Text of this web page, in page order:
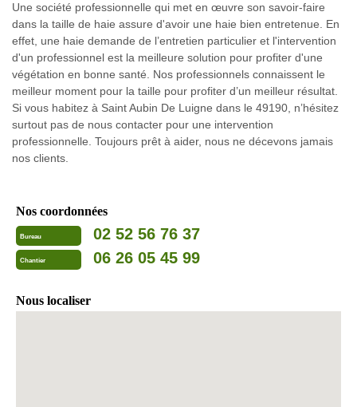
Une société professionnelle qui met en œuvre son savoir-faire
dans la taille de haie assure d'avoir une haie bien entretenue. En
effet, une haie demande de l’entretien particulier et l'intervention
d'un professionnel est la meilleure solution pour profiter d'une
végétation en bonne santé. Nos professionnels connaissent le
meilleur moment pour la taille pour profiter d’un meilleur résultat.
Si vous habitez à Saint Aubin De Luigne dans le 49190, n’hésitez
surtout pas de nous contacter pour une intervention
professionnelle. Toujours prêt à aider, nous ne décevons jamais
nos clients.
Nos coordonnées
Bureau 02 52 56 76 37
Chantier 06 26 05 45 99
Nous localiser